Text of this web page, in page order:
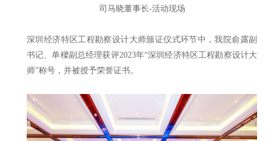
司马晓董事长-活动现场
深圳经济特区工程勘察设计大师颁证仪式环节中，我院俞露副
书记、单樑副总经理获评2023年“深圳经济特区工程勘察设计大
师”称号，并被授予荣誉证书。